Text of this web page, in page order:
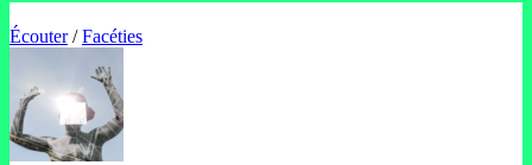
Écouter/Facéties